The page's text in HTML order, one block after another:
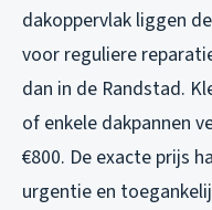
dakoppervlak liggen
voor reguliere
dan in de Randstad.
of enkele dakpannen
€800. De exacte prijs
urgentie en